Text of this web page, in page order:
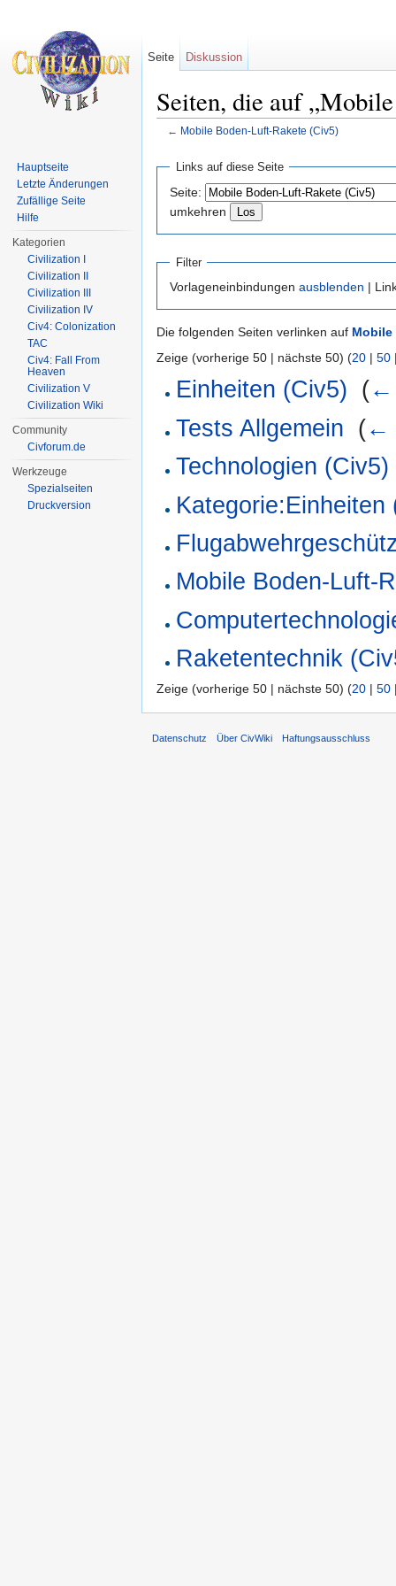
Seiten, die auf
← Mobile Boden-Luft-Rakete (Civ5)
Links auf diese Seite
Seite:
umkehren
Filter
Vorlageneinbindungen ausblenden |
Die folgenden Seiten verlinken auf Mobile
Zeige (vorherige 50 | nächste 50) (20 | 50
Einheiten (Civ5) (←
Tests Allgemein (←
Technologien (Civ5)
Kategorie:Einheiten
Mobile Boden-Luft-
Raketentechnik
Zeige (vorherige 50 | nächste 50) (20 | 50
Seite Diskussion
Hauptseite
Letzte Änderungen
Zufällige Seite
Hilfe
Kategorien
Civilization I
Civilization II
Civilization III
Civilization IV
Civ4: Colonization
TAC
Civ4: Fall From
Heaven
Civilization V
Civilization Wiki
Community
Civforum.de
Werkzeuge
Spezialseiten
Druckversion
Datenschutz Über CivWiki Haftungsausschluss